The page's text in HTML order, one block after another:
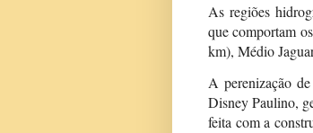
As regiões
que comportam
km), Médio
A perenização
Disney Paulino,
feita com a